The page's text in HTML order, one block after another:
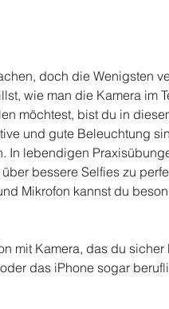
doch die Wenigsten
wie man die Kamera im
möchtest, bist du in
und gute Beleuchtung
lebendigen
bessere Selfies zu
Mikrofon kannst du
mit Kamera, das du
das iPhone sogar